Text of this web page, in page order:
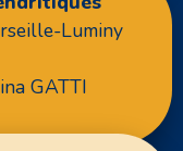
Luminy
GATTI